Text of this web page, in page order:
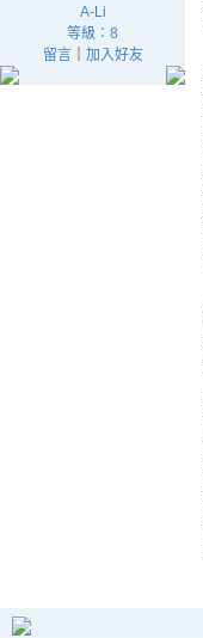
A-Li
等級：8
留言｜ 加入好友